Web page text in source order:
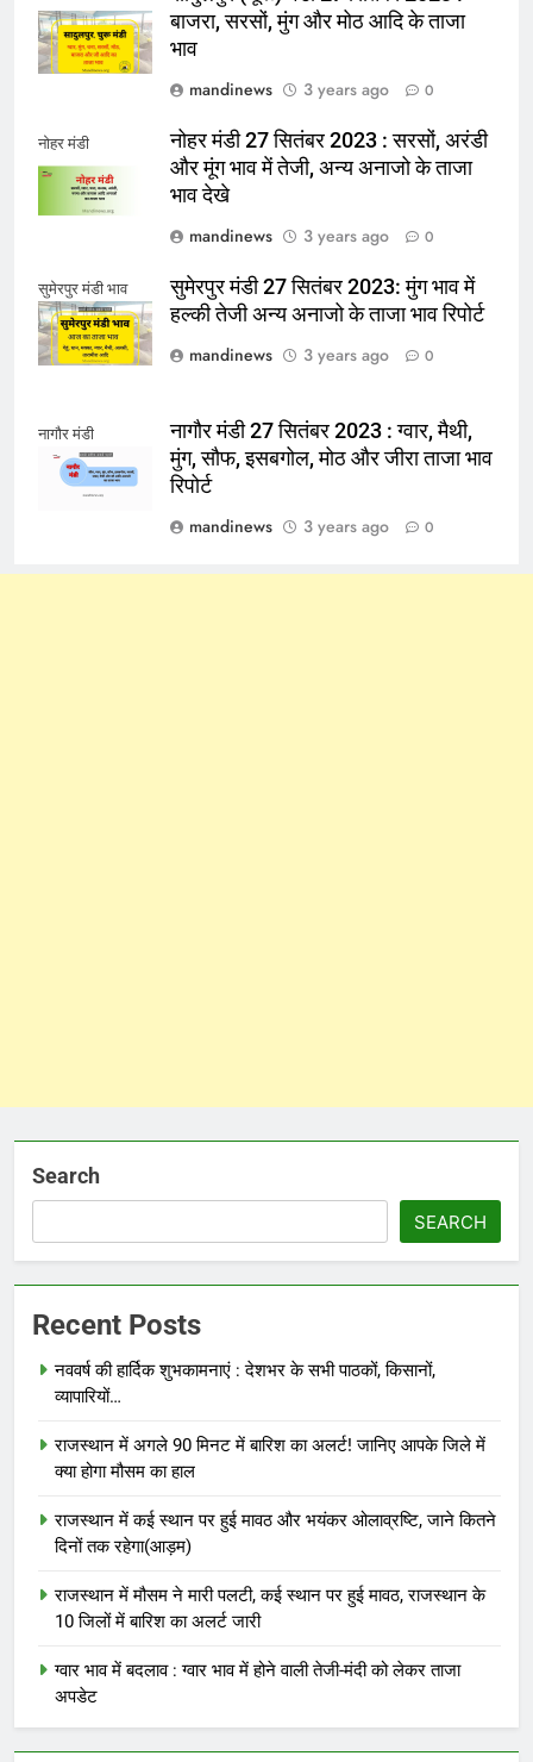
बाजरा, सरसों, मुंग और मोठ आदि के ताजा
भाव
mandinews
3 years ago 0
नोहर मंडी
नोहर मंडी 27 सितंबर 2023 : सरसों, अरंडी
और मूंग भाव में तेजी, अन्य अनाजो के ताजा
भाव देखे
mandinews
3 years ago 0
सुमेरपुर मंडी भाव
सुमेरपुर मंडी 27 सितंबर 2023: मुंग भाव में
हल्की तेजी अन्य अनाजो के ताजा भाव रिपोर्ट
mandinews
3 years ago 0
नागौर मंडी
नागौर मंडी 27 सितंबर 2023 : ग्वार, मैथी,
मुंग, सौफ, इसबगोल, मोठ और जीरा ताजा भाव
रिपोर्ट
mandinews
3 years ago 0
Search
SEARCH
Recent Posts
नववर्ष की हार्दिक शुभकामनाएं : देशभर के सभी पाठकों, किसानों,
व्यापारियों…
राजस्थान में अगले 90 मिनट में बारिश का अलर्ट! जानिए आपके जिले में
क्या होगा मौसम का हाल
राजस्थान में कई स्थान पर हुई मावठ और भयंकर ओलाव्रष्टि, जाने कितने
दिनों तक रहेगा(आड़म)
राजस्थान में मौसम ने मारी पलटी, कई स्थान पर हुई मावठ, राजस्थान के
10 जिलों में बारिश का अलर्ट जारी
ग्वार भाव में बदलाव : ग्वार भाव में होने वाली तेजी-मंदी को लेकर ताजा
अपडेट